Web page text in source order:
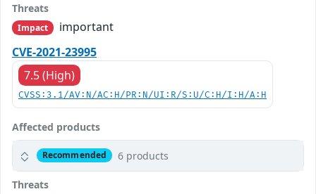
Threats
Impact
important
CVE-2021-23995
7.5 (High)
CVSS:3.1/AV:N/AC:H/PR:N/UI:R/S:U/C:H/I:H/A:H
Affected products
Recommended 6 products
Threats